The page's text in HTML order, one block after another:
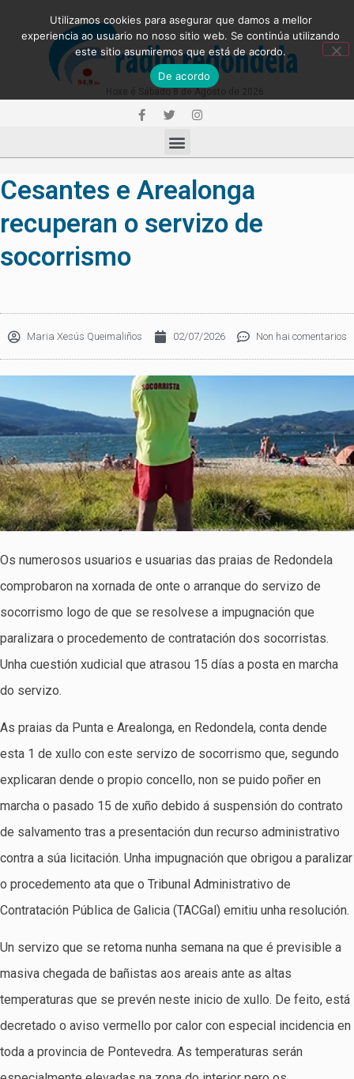
Cesantes e Arealonga
recuperan o servizo de
socorrismo
Maria Xesús Queimaliños 02/07/2026 Non hai comentarios
Os numerosos usuarios e usuarias das praias de Redondela
comprobaron na xornada de onte o arranque do servizo de
socorrismo logo de que se resolvese a impugnación que
paralizara o procedemento de contratación dos socorristas.
Unha cuestión xudicial que atrasou 15 días a posta en marcha
do servizo.
As praias da Punta e Arealonga, en Redondela, conta dende
esta 1 de xullo con este servizo de socorrismo que, segundo
explicaran dende o propio concello, non se puido poñer en
marcha o pasado 15 de xuño debido á suspensión do contrato
de salvamento tras a presentación dun recurso administrativo
contra a súa licitación. Unha impugnación que obrigou a paralizar
o procedemento ata que o Tribunal Administrativo de
Contratación Pública de Galicia (TACGal) emitiu unha resolución.
Un servizo que se retoma nunha semana na que é previsible a
masiva chegada de bañistas aos areais ante as altas
temperaturas que se prevén neste inicio de xullo. De feito, está
decretado o aviso vermello por calor con especial incidencia en
toda a provincia de Pontevedra. As temperaturas serán
Utilizamos cookies para asegurar que damos a mellor
experiencia ao usuario no noso sitio web. Se continúa utilizando
este sitio asumiremos que está de acordo.
De acordo